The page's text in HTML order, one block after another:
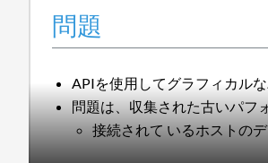
問題
APIを使用してグラフィカル
問題は、収集された古いパフ
接続されて いるホストの